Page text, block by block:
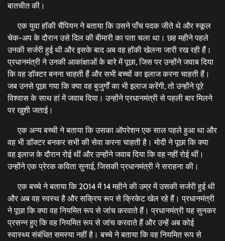
बातचीत की।
एक युवा हॉकी चैंपियन ने बताया कि उसने पाँच पदक जीते थे और स्कूल
चेक-अप के दौरान उसे दिल की बीमारी का पता चला था। छह महीने पहले
उनकी सर्जरी हुई थी और इसके बाद अब वह हॉकी खेलना जारी रख रही हैं।
प्रधानमंत्री ने उनकी आकांक्षाओं के बारे में पूछा, जिस पर उन्होंने जवाब दिया
कि वह डॉक्टर बनना चाहती हैं और सभी बच्चों का इलाज करना चाहती हैं।
जब उनसे पूछा गया कि क्या वह बुजुर्गों का भी इलाज करेंगी, तो उन्होंने पूरे
विश्वास के साथ हां में जवाब दिया। उन्होंने प्रधानमंत्री से पहली बार मिलने
पर खुशी जताई।
एक अन्य बच्ची ने बताया कि उसका ऑपरेशन एक साल पहले हुआ था और
वह भी डॉक्टर बनकर सभी की सेवा करना चाहती है। मोदी ने पूछा कि क्या
वह इलाज के दौरान रोई थीं और उन्होंने जवाब दिया कि वह नहीं रोई थीं।
उन्होंने एक प्रेरक कविता सुनाई, जिसकी प्रधानमंत्री ने सराहना की।
एक बच्चे ने बताया कि 2014 में 14 महीने की उम्र में उसकी सर्जरी हुई थी
और अब वह स्वस्थ है और सक्रिय रूप से क्रिकेट खेल रहे हैं। प्रधानमंत्री
ने पूछा कि क्या वह नियमित रूप से जांच करवाते हैं। प्रधानमंत्री यह सुनकर
प्रसन्न हुए कि वह नियमित रूप से जांच करवाते हैं और उन्हें अब कोई
स्वास्थ्य संबंधित समस्या नहीं है। बच्चे ने बताया कि वह नियमित रूप से